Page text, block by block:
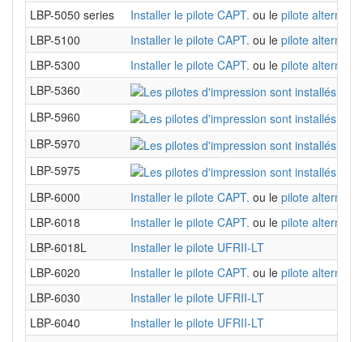
LBP-5050 series
Installer le pilote CAPT. ou le pilote alternatif
LBP-5100
Installer le pilote CAPT. ou le pilote alternatif
LBP-5300
Installer le pilote CAPT. ou le pilote alternatif
LBP-5360
LBP-5960
LBP-5970
LBP-5975
LBP-6000
Installer le pilote CAPT. ou le pilote alternatif
LBP-6018
Installer le pilote CAPT. ou le pilote alternatif
LBP-6018L
Installer le pilote UFRII-LT
LBP-6020
Installer le pilote CAPT. ou le pilote alternatif
LBP-6030
Installer le pilote UFRII-LT
LBP-6040
Installer le pilote UFRII-LT